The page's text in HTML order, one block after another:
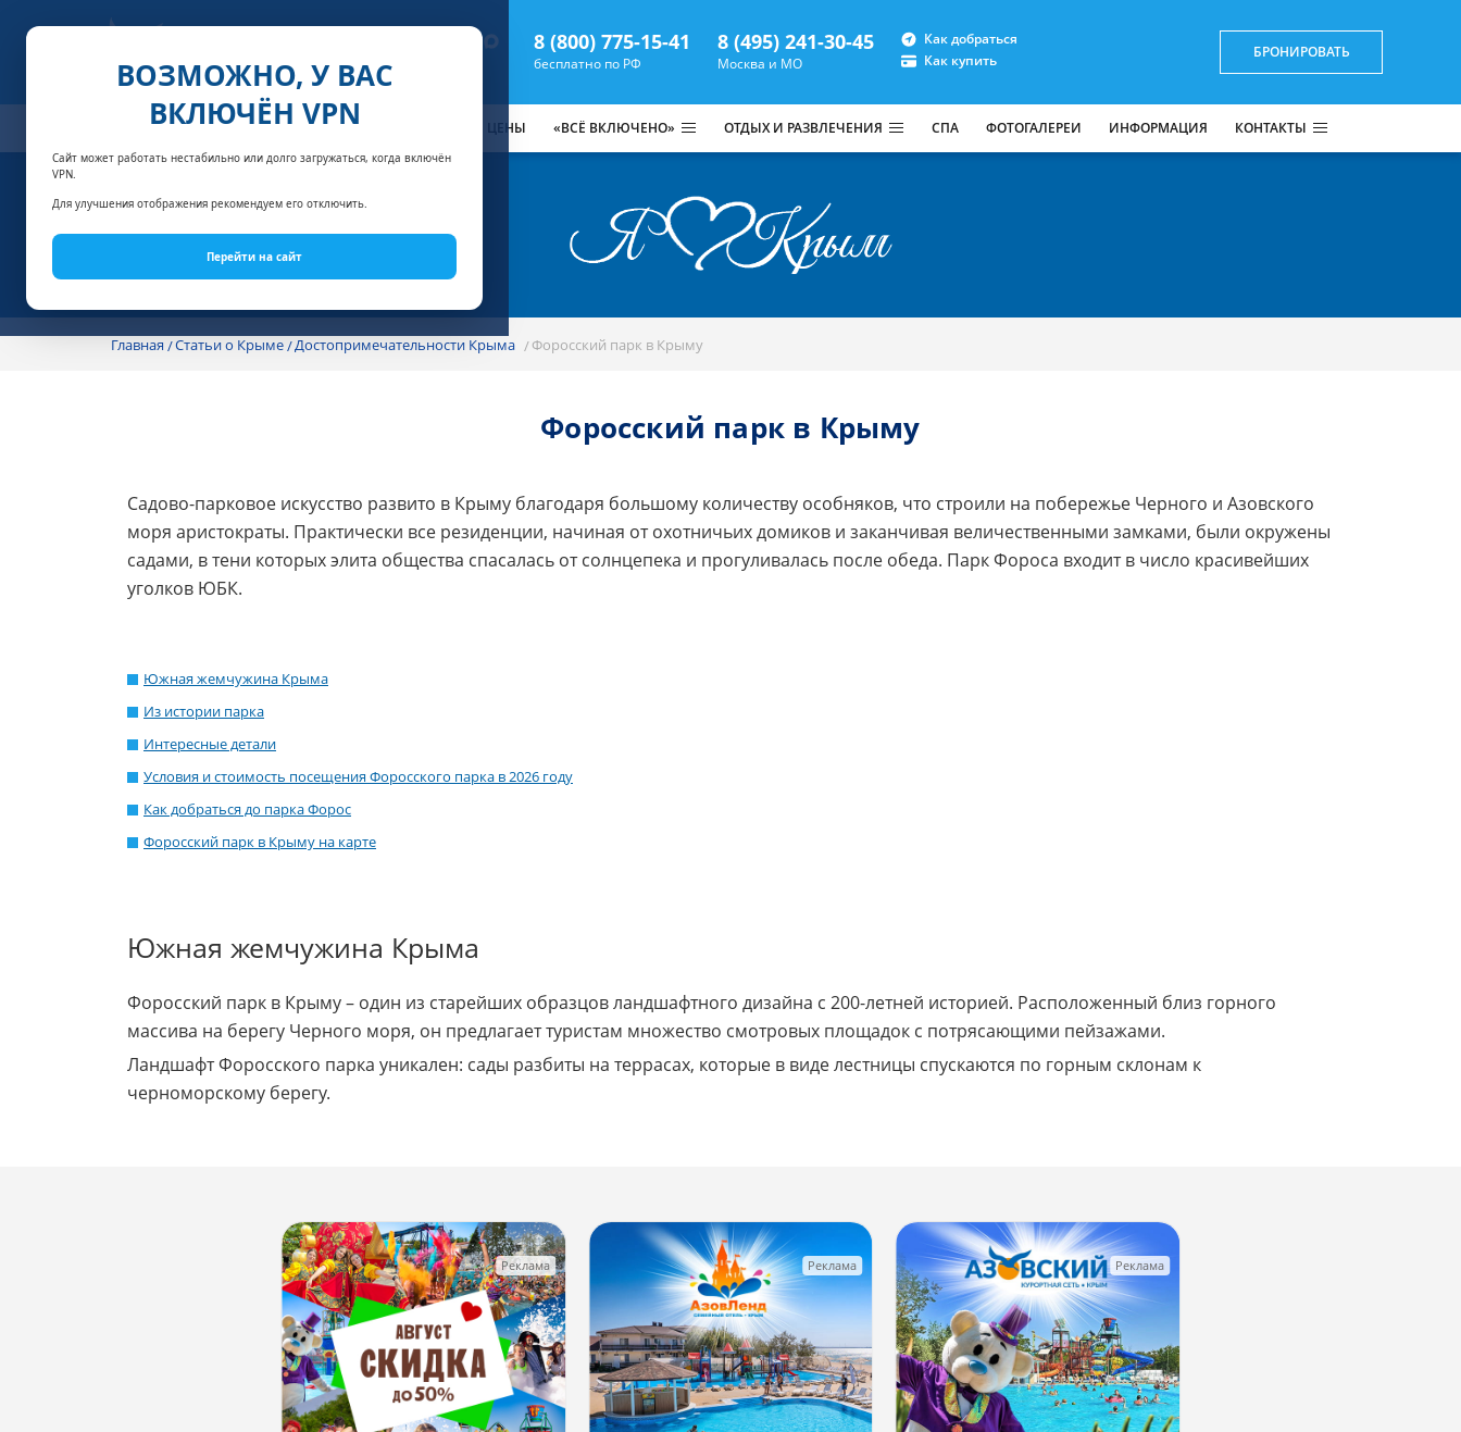
ВОЗМОЖНО, У ВАС
ВКЛЮЧЁН VPN
Сайт может работать нестабильно или долго загружаться, когда включён
VPN.
Для улучшения отображения рекомендуем его отключить.
Перейти на сайт
8 (800) 775-15-41
бесплатно по РФ
8 (495) 241-30-45
Москва и МО
Как добраться
Как купить
БРОНИРОВАТЬ
СПЕЦПРЕДЛОЖЕНИЯ АКЦИИ НОМЕРА И ЦЕНЫ «ВСЁ ВКЛЮЧЕНО» ОТДЫХ И РАЗВЛЕЧЕНИЯ СПА ФОТОГАЛЕРЕИ ИНФОРМАЦИЯ КОНТАКТЫ
Главная Статьи о Крыме Достопримечательности Крыма Форосский парк в Крыму
Форосский парк в Крыму
Садово-парковое искусство развито в Крыму благодаря большому количеству особняков, что строили на побережье Черного и Азовского
моря аристократы. Практически все резиденции, начиная от охотничьих домиков и заканчивая величественными замками, были окружены
садами, в тени которых элита общества спасалась от солнцепека и прогуливалась после обеда. Парк Фороса входит в число красивейших
уголков ЮБК.
Южная жемчужина Крыма
Из истории парка
Интересные детали
Условия и стоимость посещения Форосского парка в 2026 году
Как добраться до парка Форос
Форосский парк в Крыму на карте
Южная жемчужина Крыма
Форосский парк в Крыму – один из старейших образцов ландшафтного дизайна с 200-летней историей. Расположенный близ горного
массива на берегу Черного моря, он предлагает туристам множество смотровых площадок с потрясающими пейзажами.
Ландшафт Форосского парка уникален: сады разбиты на террасах, которые в виде лестницы спускаются по горным склонам к
черноморскому берегу.
Реклама Реклама Реклама